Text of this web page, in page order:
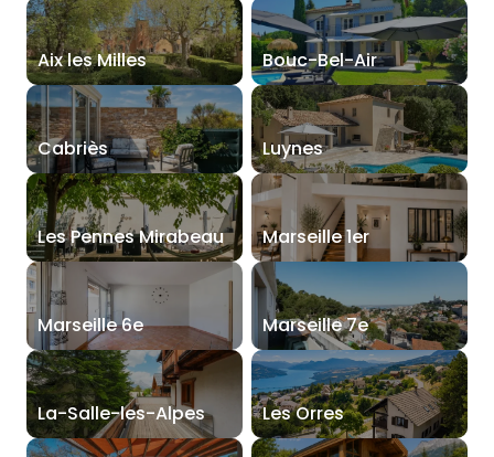
Aix les Milles Bouc-Bel-Air
Cabriès Luynes
Les Pennes Mirabeau Marseille 1er
Marseille 6e Marseille 7e
La-Salle-les-Alpes Les Orres